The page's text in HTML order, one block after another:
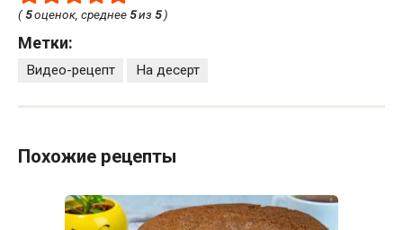
(5оценок, среднее5из 5)
Метки:
Видео-рецепт На десерт
Похожие рецепты